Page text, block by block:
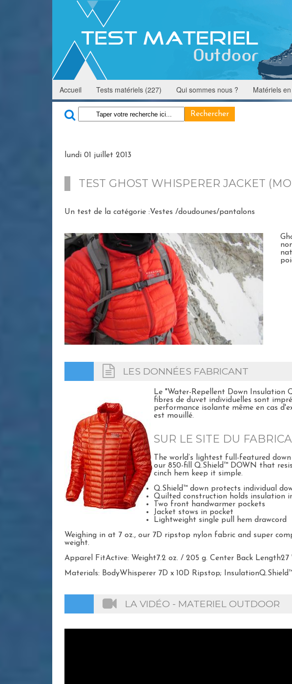
Accueil Tests matériels (227) Qui sommes nous ? Matériels
lundi 01 juillet 2013
TEST GHOST WHISPERER JACKET
Un test de la catégorie :Vestes /doudounes/pantalons
LES DONNÉES FABRICANT
Le "Water-Repellent Down Insulation
fibres de duvet individuelles sont
performance isolante même en cas
est mouillé.
SUR LE SITE DU
The world’s lightest full-featured
our 850-fill Q.Shield™ DOWN that
cinch hem keep it simple.
Q.Shield™ down protects individual
Quilted construction holds insulation
Two front handwarmer pockets
Jacket stows in pocket
Lightweight single pull hem drawcord
Weighing in at 7 oz., our 7D ripstop nylon fabric and super
weight.
Apparel FitActive: Weight7.2 oz. / 205 g. Center Back Length27
Materials: BodyWhisperer 7D x 10D Ripstop;
LA VIDÉO - MATERIEL OUTDOOR